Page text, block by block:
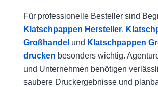
Für professionelle Besteller sind
Klatschpappen Hersteller,
Großhandel und Klatschpappen
drucken besonders wichtig.
und Unternehmen benötigen
saubere Druckergebnisse und